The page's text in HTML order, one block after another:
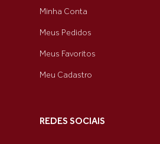
Minha Conta
Meus Pedidos
Meus Favoritos
Meu Cadastro
REDES SOCIAIS